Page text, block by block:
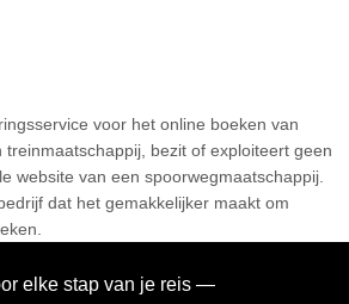
voor het online boeken van
bezit of exploiteert geen
website van een spoorwegmaatschappij.
dat het gemakkelijker maakt om
elke stap van je reis —